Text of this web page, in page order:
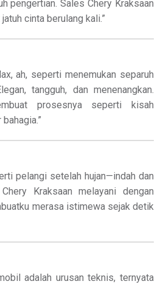
pengertian. Sales Chery Kraksaan
cinta berulang kali.”
ah, seperti menemukan separuh
tangguh, dan menenangkan.
prosesnya seperti kisah
pelangi setelah hujan—indah dan
Kraksaan melayani dengan
merasa istimewa sejak detik
adalah urusan teknis, ternyata